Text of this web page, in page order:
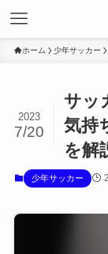
ホーム 少年サッカー
サッ
気持
を解
2023
7/20
少年サッカー